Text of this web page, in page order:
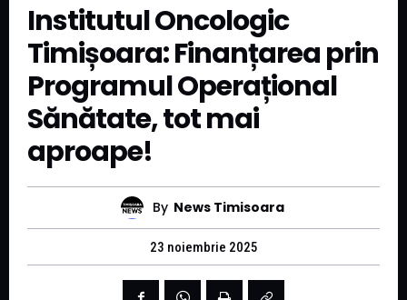
Institutul Oncologic
Timișoara: Finanțarea prin
Programul Operațional
Sănătate, tot mai
aproape!
By News Timisoara
23 noiembrie 2025